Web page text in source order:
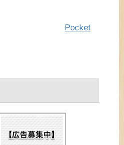
Pocket